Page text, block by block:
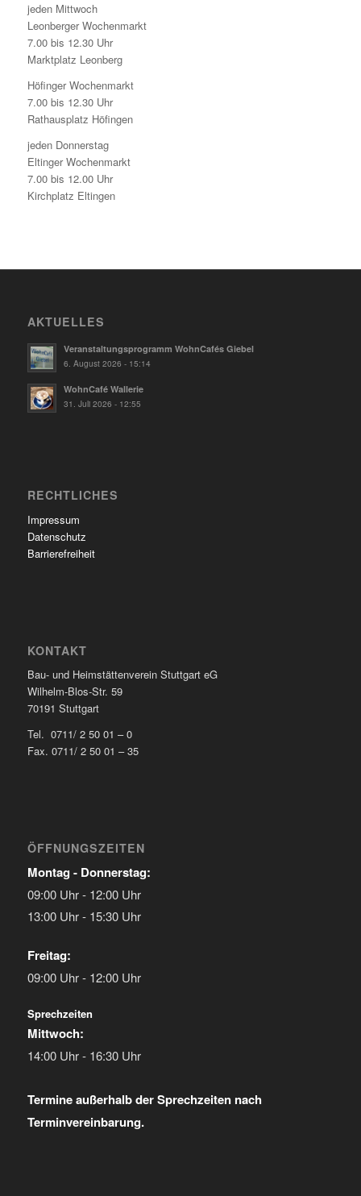
jeden Mittwoch
Leonberger Wochenmarkt
7.00 bis 12.30 Uhr
Marktplatz Leonberg
Höfinger Wochenmarkt
7.00 bis 12.30 Uhr
Rathausplatz Höfingen
jeden Donnerstag
Eltinger Wochenmarkt
7.00 bis 12.00 Uhr
Kirchplatz Eltingen
AKTUELLES
Veranstaltungsprogramm WohnCafés Giebel
6. August 2026 - 15:14
WohnCafé Wallerie
31. Juli 2026 - 12:55
RECHTLICHES
Impressum
Datenschutz
Barrierefreiheit
KONTAKT
Bau- und Heimstättenverein Stuttgart eG
Wilhelm-Blos-Str. 59
70191 Stuttgart
Tel. 0711/ 2 50 01 – 0
Fax. 0711/ 2 50 01 – 35
ÖFFNUNGSZEITEN
Montag - Donnerstag:
09:00 Uhr - 12:00 Uhr
13:00 Uhr - 15:30 Uhr
Freitag:
09:00 Uhr - 12:00 Uhr
Sprechzeiten
Mittwoch:
14:00 Uhr - 16:30 Uhr
Termine außerhalb der Sprechzeiten nach
Terminvereinbarung.